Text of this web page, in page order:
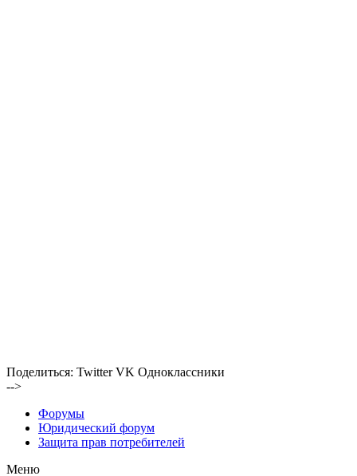
Поделиться: Twitter VK Одноклассники
-->
Форумы
Юридический форум
Защита прав потребителей
Меню